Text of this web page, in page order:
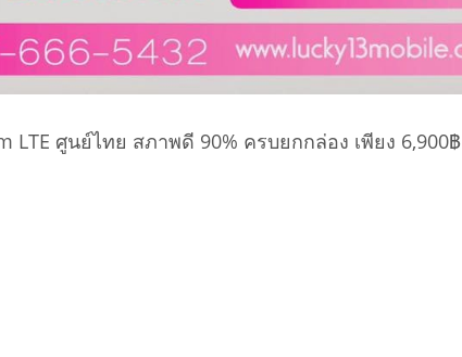
ศูนย์ไทย สภาพดี 90% ครบยกกล่อง เพียง 6,900฿